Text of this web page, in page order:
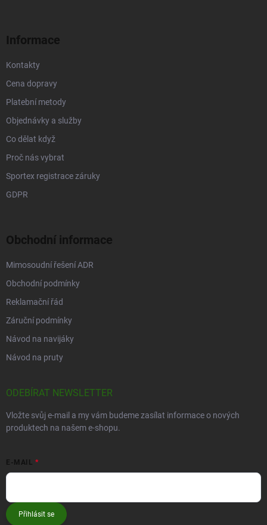
Informace
Kontakty
Cena dopravy
Platební metody
Objednávky a služby
Co dělat když
Proč nás vybrat
Sportex registrace záruky
GDPR
Obchodní informace
Mimosoudní řešení ADR
Obchodní podmínky
Reklamační řád
Záruční podmínky
Návod na navijáky
Návod na pruty
ODEBÍRAT NEWSLETTER
Vložte svůj e-mail a my vám budeme zasílat informace o nových
produktech na našem e-shopu.
E-MAIL
Přihlásit se